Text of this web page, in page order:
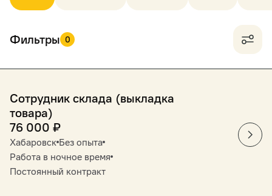
Фильтры 0
Сотрудник склада (выкладка
товара)
76 000 ₽
Хабаровск Без опыта
Работа в ночное время
Постоянный контракт